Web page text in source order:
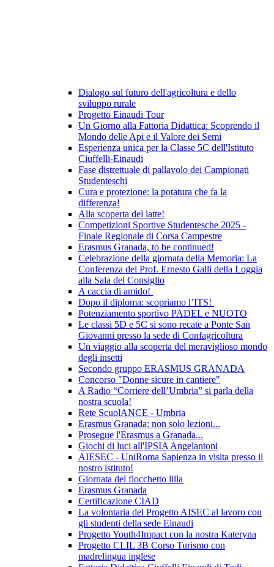
Dialogo sul futuro dell'agricoltura e dello
sviluppo rurale
Progetto Einaudi Tour
Un Giorno alla Fattoria Didattica: Scoprendo il
Mondo delle Api e il Valore dei Semi
Esperienza unica per la Classe 5C dell'Istituto
Ciuffelli-Einaudi
Fase distrettuale di pallavolo dei Campionati
Studenteschi
Cura e protezione: la potatura che fa la
differenza!
Alla scoperta del latte!
Competizioni Sportive Studentesche 2025 -
Finale Regionale di Corsa Campestre
Erasmus Granada, to be continued!
Celebrazione della giornata della Memoria: La
Conferenza del Prof. Ernesto Galli della Loggia
alla Sala del Consiglio
A caccia di amido!
Dopo il diploma: scopriamo l’ITS!
Potenziamento sportivo PADEL e NUOTO
Le classi 5D e 5C si sono recate a Ponte San
Giovanni presso la sede di Confagricoltura
Un viaggio alla scoperta del meraviglioso mondo
degli insetti
Secondo gruppo ERASMUS GRANADA
Concorso "Donne sicure in cantiere"
A Radio “Corriere dell’Umbria” si parla della
nostra scuola!
Rete ScuolANCE - Umbria
Erasmus Granada: non solo lezioni...
Prosegue l'Erasmus a Granada...
Giochi di luci all'IPSIA Angelantoni
AIESEC - UniRoma Sapienza in visita presso il
nostro istituto!
Giornata del fiocchetto lilla
Erasmus Granada
Certificazione CIAD
La volontaria del Progetto AISEC al lavoro con
gli studenti della sede Einaudi
Progetto Youth4Impact con la nostra Kateryna
Progetto CLIL 3B Corso Turismo con
madrelingua inglese